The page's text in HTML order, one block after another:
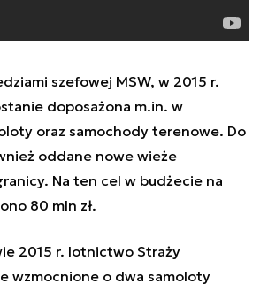
szefowej MSW, w 2015 r.
doposażona m.in. w
oraz samochody terenowe. Do
oddane nowe wieże
Na ten cel w budżecie na
80 mln zł.
2015 r. lotnictwo Straży
wzmocnione o dwa samoloty